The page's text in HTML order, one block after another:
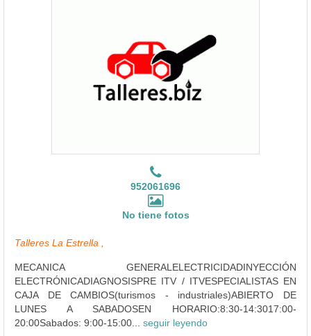
952061696
No tiene fotos
Talleres La Estrella ,
MECANICA GENERALELECTRICIDADINYECCIÓN
ELECTRÓNICADIAGNOSISPRE ITV / ITVESPECIALISTAS EN
CAJA DE CAMBIOS(turismos - industriales)ABIERTO DE
LUNES A SABADOSEN HORARIO:8:30-14:3017:00-
20:00Sabados: 9:00-15:00... seguir leyendo